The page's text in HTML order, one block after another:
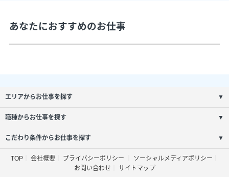
あなたにおすすめのお仕事
エリアからお仕事を探す ▼
職種からお仕事を探す ▼
こだわり条件からお仕事を探す ▼
TOP 会社概要 プライバシーポリシー
ソーシャルメディアポリシー
お問い合わせ
サイトマップ